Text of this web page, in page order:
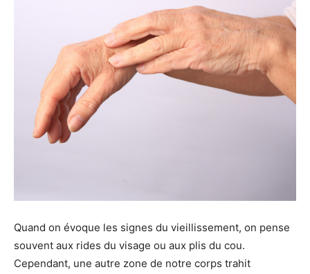
Quand on évoque les signes du vieillissement, on pense
souvent aux rides du visage ou aux plis du cou.
Cependant, une autre zone de notre corps trahit